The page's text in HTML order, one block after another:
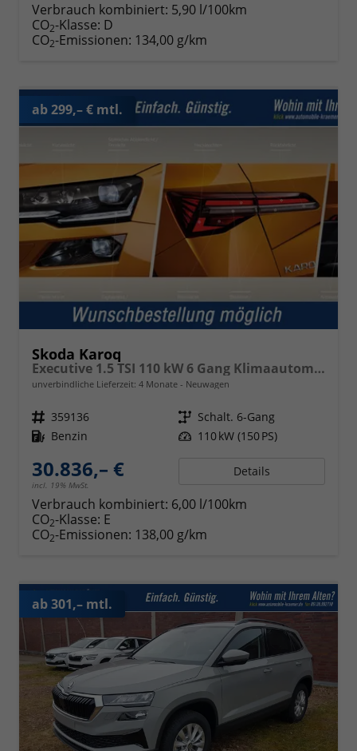
Verbrauch kombiniert: 5,90 l/100km
CO2-Klasse: D
CO2-Emissionen: 134,00 g/km
ab 299,– € mtl.
Skoda Karoq
Executive 1.5 TSI 110 kW 6 Gang Klimaautomatik, Metallfarbe, ACC ,PDC v+h, LED, Smart Link, Rückkamera, Sun Set, Reserverad, 4 Jahre Garantie
unverbindliche Lieferzeit: 4 Monate Neuwagen
Fahrzeugnr. 359136 Getriebe Schalt. 6-Gang
Kraftstoff Benzin Leistung 110 kW (150 PS)
30.836,– €
incl. 19% MwSt.
Details
Verbrauch kombiniert: 6,00 l/100km
CO2-Klasse: E
CO2-Emissionen: 138,00 g/km
ab 301,– mtl.